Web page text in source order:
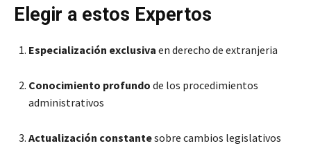
Elegir a estos Expertos
Especialización exclusiva en derecho de extranjeria
Conocimiento profundo de los procedimientos
administrativos
Actualización constantesobre cambios legislativos